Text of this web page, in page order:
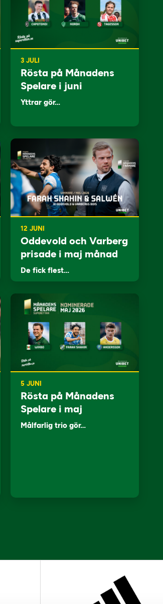
3 JULI
Rösta på Månadens
Spelare i juni
Yttrar gör…
12 JUNI
Oddevold och Varberg
prisade i maj månad
De fick flest…
5 JUNI
Rösta på Månadens
Spelare i maj
Målfarlig trio gör…